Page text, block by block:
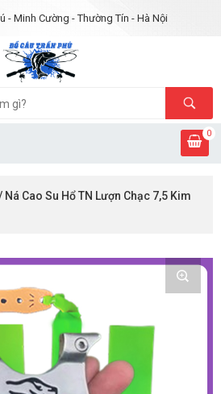
- Minh Cường - Thường Tín - Hà Nội
0
Ná Cao Su Hổ TN Lượn Chạc 7,5 Kim